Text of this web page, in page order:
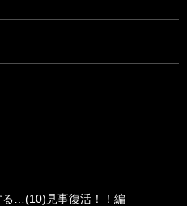
る…(10)見事復活！！編